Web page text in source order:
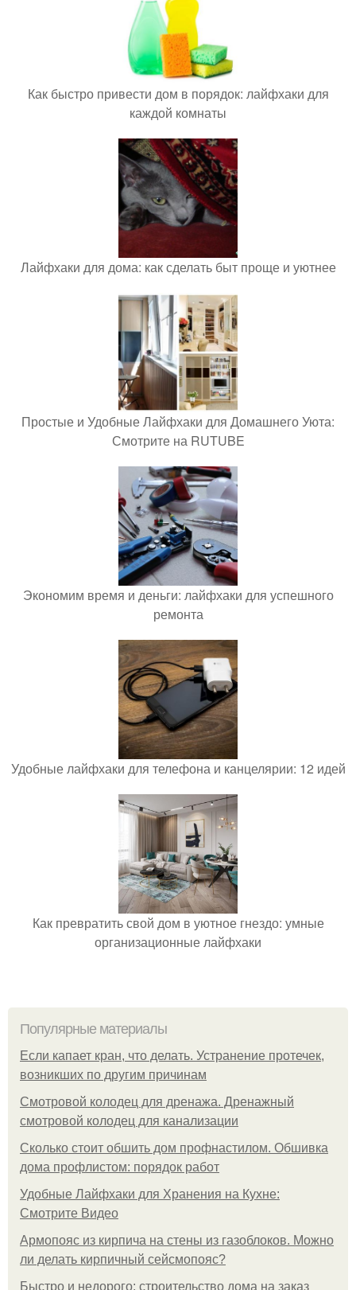
Как быстро привести дом в порядок: лайфхаки для
каждой комнаты
Лайфхаки для дома: как сделать быт проще и уютнее
Простые и Удобные Лайфхаки для Домашнего Уюта:
Смотрите на RUTUBE
Экономим время и деньги: лайфхаки для успешного
ремонта
Удобные лайфхаки для телефона и канцелярии: 12 идей
Как превратить свой дом в уютное гнездо: умные
организационные лайфхаки
Популярные материалы
Если капает кран, что делать. Устранение протечек,
возникших по другим причинам
Смотровой колодец для дренажа. Дренажный
смотровой колодец для канализации
Сколько стоит обшить дом профнастилом. Обшивка
дома профлистом: порядок работ
Удобные Лайфхаки для Хранения на Кухне:
Смотрите Видео
Армопояс из кирпича на стены из газоблоков. Можно
ли делать кирпичный сейсмопояс?
Быстро и недорого: строительство дома на заказ